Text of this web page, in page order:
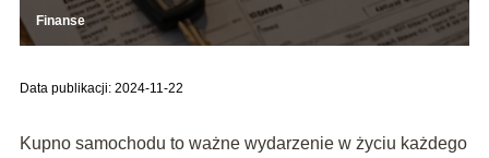
Finanse
Data publikacji: 2024-11-22
Kupno samochodu to ważne wydarzenie w życiu każdego